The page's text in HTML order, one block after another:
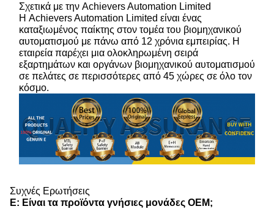
Σχετικά με την Achievers Automation Limited
Η Achievers Automation Limited είναι ένας
καταξιωμένος παίκτης στον τομέα του βιομηχανικού
αυτοματισμού με πάνω από 12 χρόνια εμπειρίας. Η
εταιρεία παρέχει μια ολοκληρωμένη σειρά
εξαρτημάτων και οργάνων βιομηχανικού αυτοματισμού
σε πελάτες σε περισσότερες από 45 χώρες σε όλο τον
κόσμο.
Συχνές Ερωτήσεις
Ε: Είναι τα προϊόντα γνήσιες μονάδες OEM;